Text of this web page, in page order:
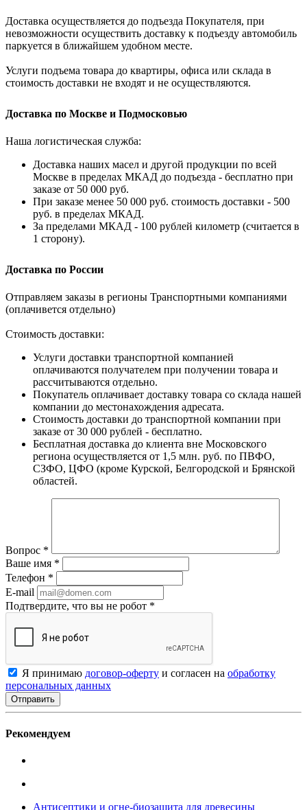
Доставка осуществляется до подъезда Покупателя, при
невозможности осуществить доставку к подъезду автомобиль
паркуется в ближайшем удобном месте.
Услуги подъема товара до квартиры, офиса или склада в
стоимость доставки не входят и не осуществляются.
Доставка по Москве и Подмосковью
Наша логистическая служба:
Доставка наших масел и другой продукции по всей
Москве в пределах МКАД до подъезда - бесплатно при
заказе от 50 000 руб.
При заказе менее 50 000 руб. стоимость доставки - 500
руб. в пределах МКАД.
За пределами МКАД - 100 рублей километр (считается в
1 сторону).
Доставка по России
Отправляем заказы в регионы Транспортными компаниями
(оплачивется отдельно)
Стоимость доставки:
Услуги доставки транспортной компанией
оплачиваются получателем при получении товара и
рассчитываются отдельно.
Покупатель оплачивает доставку товара со склада нашей
компании до местонахождения адресата.
Стоимость доставки до транспортной компании при
заказе от 30 000 рублей - бесплатно.
Бесплатная доставка до клиента вне Московского
региона осуществляется от 1,5 млн. руб. по ПВФО,
СЗФО, ЦФО (кроме Курской, Белгородской и Брянской
областей.
Вопрос *
Ваше имя *
Телефон *
E-mail
Подтвердите, что вы не робот *
Я принимаю договор-оферту и согласен на обработку
персональных данных
Рекомендуем
Антисептики и огне-биозащита для древесины